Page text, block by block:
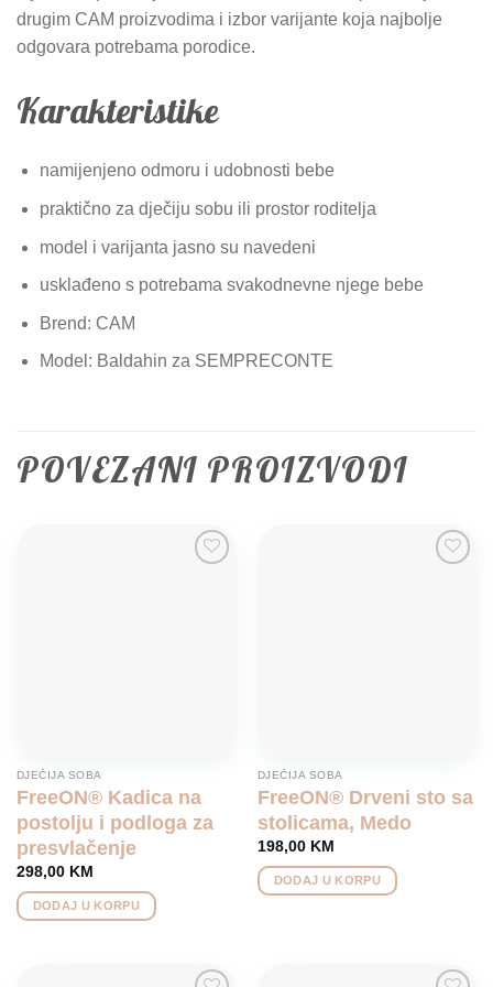
drugim CAM proizvodima i izbor varijante koja najbolje
odgovara potrebama porodice.
Karakteristike
namijenjeno odmoru i udobnosti bebe
praktično za dječiju sobu ili prostor roditelja
model i varijanta jasno su navedeni
usklađeno s potrebama svakodnevne njege bebe
Brend: CAM
Model: Baldahin za SEMPRECONTE
POVEZANI PROIZVODI
DJEČIJA SOBA
FreeON® Kadica na
postolju i podloga za
presvlačenje
298,00 KM
DODAJ U KORPU
DJEČIJA SOBA
FreeON® Drveni sto sa
stolicama, Medo
198,00 KM
DODAJ U KORPU